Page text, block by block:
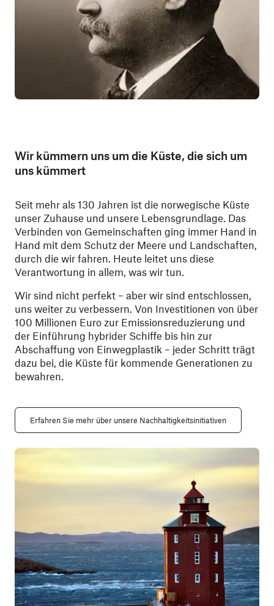
Wir kümmern uns um die Küste, die sich um
uns kümmert
Seit mehr als 130 Jahren ist die norwegische Küste
unser Zuhause und unsere Lebensgrundlage. Das
Verbinden von Gemeinschaften ging immer Hand in
Hand mit dem Schutz der Meere und Landschaften,
durch die wir fahren. Heute leitet uns diese
Verantwortung in allem, was wir tun.
Wir sind nicht perfekt – aber wir sind entschlossen,
uns weiter zu verbessern. Von Investitionen von über
100 Millionen Euro zur Emissionsreduzierung und
der Einführung hybrider Schiffe bis hin zur
Abschaffung von Einwegplastik – jeder Schritt trägt
dazu bei, die Küste für kommende Generationen zu
bewahren.
Erfahren Sie mehr über unsere Nachhaltigkeitsinitiativen